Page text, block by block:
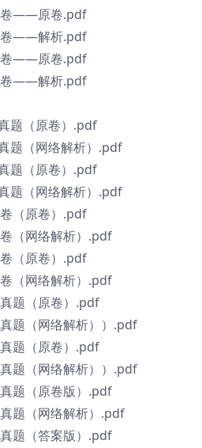
卷——原卷.pdf
卷——解析.pdf
卷——原卷.pdf
卷——解析.pdf
题（原卷）.pdf
题（网络解析）.pdf
题（原卷）.pdf
题（网络解析）.pdf
（原卷）.pdf
（网络解析）.pdf
（原卷）.pdf
（网络解析）.pdf
题（原卷）.pdf
题（网络解析））.pdf
题（原卷）.pdf
题（网络解析））.pdf
题（原卷版）.pdf
题（网络解析）.pdf
题（答案版）.pdf